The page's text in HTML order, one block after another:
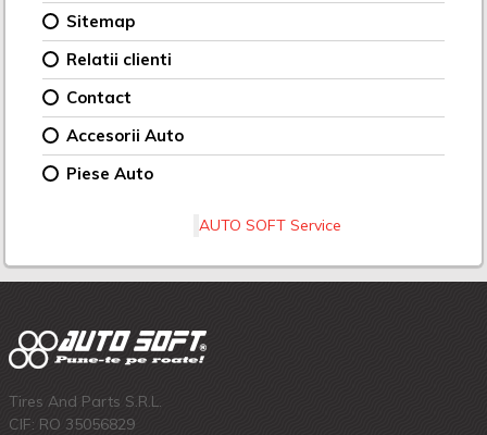
Sitemap
Relatii clienti
Contact
Accesorii Auto
Piese Auto
AUTO SOFT Service
Tires And Parts S.R.L.
CIF: RO 35056829